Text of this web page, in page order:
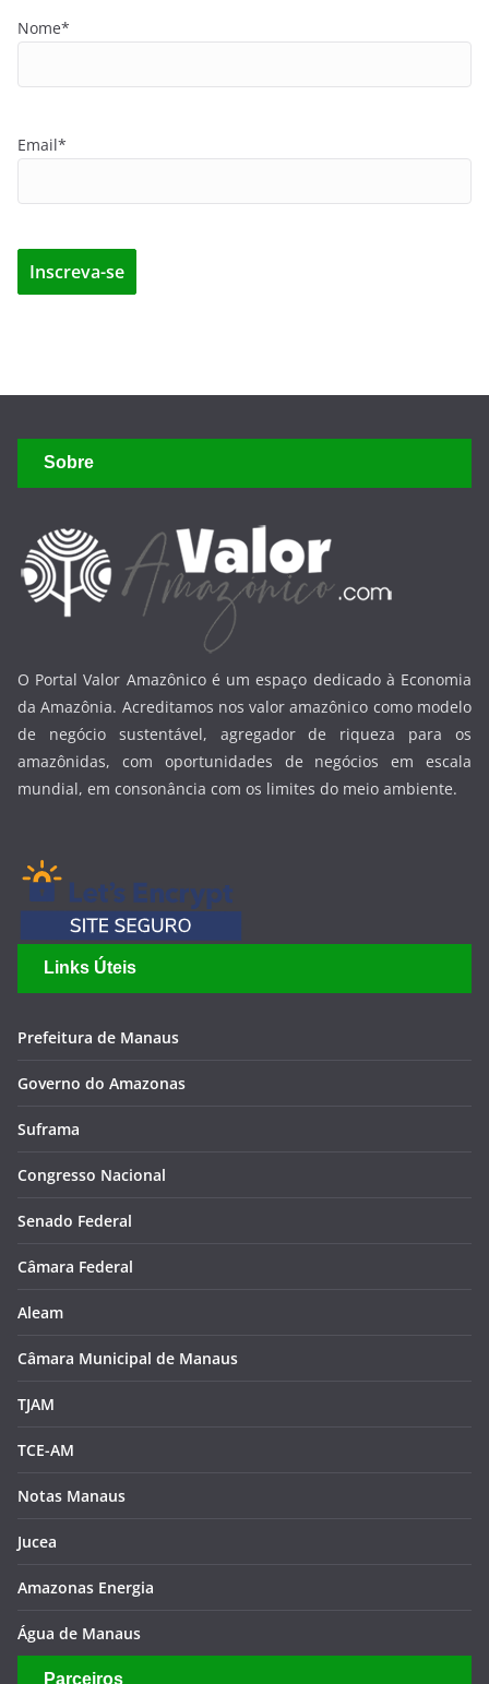
Nome*
Email*
Sobre
O Portal Valor Amazônico é um espaço dedicado à Economia
da Amazônia. Acreditamos nos valor amazônico como modelo
de negócio sustentável, agregador de riqueza para os
amazônidas, com oportunidades de negócios em escala
mundial, em consonância com os limites do meio ambiente.
Links Úteis
Prefeitura de Manaus
Governo do Amazonas
Suframa
Congresso Nacional
Senado Federal
Câmara Federal
Aleam
Câmara Municipal de Manaus
TJAM
TCE-AM
Notas Manaus
Jucea
Amazonas Energia
Água de Manaus
Parceiros